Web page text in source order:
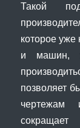
Такой
которое уже
и машин,
позволяет
чертежам